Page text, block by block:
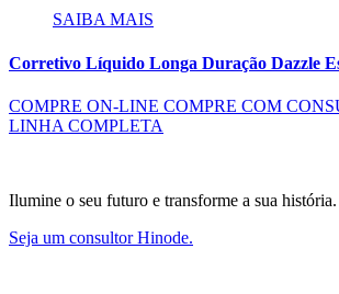
SAIBA MAIS
Corretivo Líquido Longa Duração Dazzle
COMPRE ON-LINE COMPRE COM
LINHA COMPLETA
Ilumine o seu futuro e transforme a sua história.
Seja um consultor Hinode.